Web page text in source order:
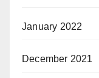
January 2022
December 2021